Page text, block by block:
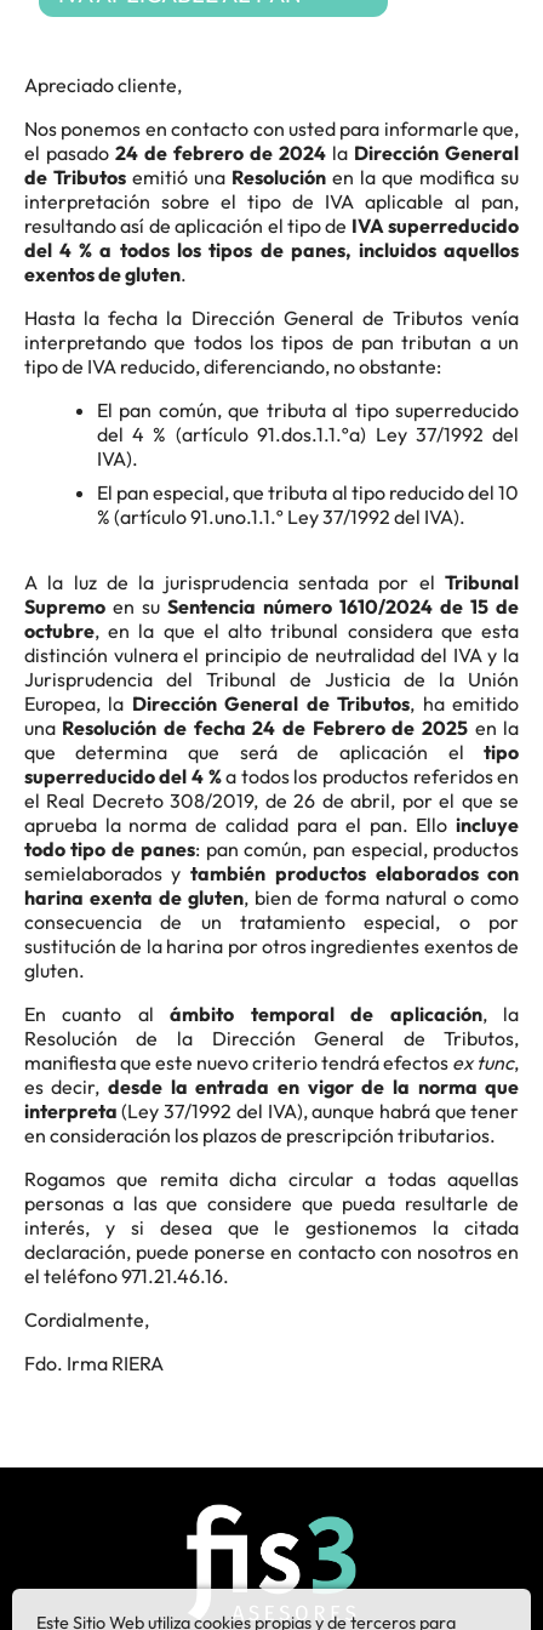
Apreciado cliente,
Nos ponemos en contacto con usted para informarle que,
el pasado 24 de febrero de 2024 la Dirección General
de Tributosemitió una Resoluciónen la que modifica su
interpretación sobre el tipo de IVA aplicable al pan,
resultando así de aplicación el tipo de IVA superreducido
del 4 % a todos los tipos de panes, incluidos aquellos
exentos de gluten.
Hasta la fecha la Dirección General de Tributos venía
interpretando que todos los tipos de pan tributan a un
tipo de IVA reducido, diferenciando, no obstante:
El pan común, que tributa al tipo superreducido
del 4 % (artículo 91.dos.1.1.ºa) Ley 37/1992 del
IVA).
El pan especial, que tributa al tipo reducido del 10
% (artículo 91.uno.1.1.º Ley 37/1992 del IVA).
A la luz de la jurisprudencia sentada por elTribunal
Supremoen su Sentencia número 1610/2024 de 15 de
octubre, en la que el alto tribunal considera que esta
distinción vulnera el principio de neutralidad del IVA y la
Jurisprudencia del Tribunal de Justicia de la Unión
Europea, la Dirección General de Tributos, ha emitido
una Resolución de fecha 24 de Febrero de 2025en la
que determina que será de aplicación el tipo
superreducido del 4 %a todos los productos referidos en
el Real Decreto 308/2019, de 26 de abril, por el que se
aprueba la norma de calidad para el pan. Elloincluye
todo tipo de panes: pan común, pan especial, productos
semielaborados ytambién productos elaborados con
harina exenta de gluten, bien de forma natural o como
consecuencia de un tratamiento especial, o por
sustitución de la harina por otros ingredientes exentos de
gluten.
En cuanto alámbito temporal de aplicación, la
Resolución de la Dirección General de Tributos,
manifiesta que este nuevo criterio tendrá efectos ex tunc,
es decir,desde la entrada en vigor de la norma que
interpreta (Ley 37/1992 del IVA), aunque habrá que tener
en consideración los plazos de prescripción tributarios.
Rogamos que remita dicha circular a todas aquellas
personas a las que considere que pueda resultarle de
interés, y si desea que le gestionemos la citada
declaración, puede ponerse en contacto con nosotros en
el teléfono 971.21.46.16.
Cordialmente,
Fdo. Irma RIERA
Este Sitio Web utiliza cookies propias y de terceros para